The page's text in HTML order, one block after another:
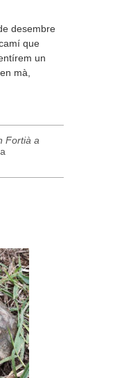
desembre
que
un
mà,
Fortià a